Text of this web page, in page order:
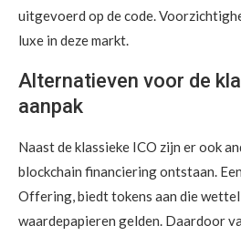
uitgevoerd op de code.
luxe in deze markt.
Alternatieven voor de
aanpak
Naast de klassieke ICO zijn er ook
blockchain financiering ontstaan.
Offering, biedt tokens aan die
waardepapieren gelden. Daardoor